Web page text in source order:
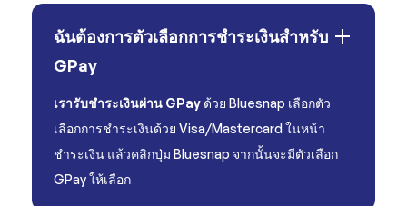
ฉันต้องการตัวเลือกการชำระเงินสำหรับ
GPay
เรารับชำระเงินผ่าน GPay ด้วย Bluesnap เลือกตัว
เลือกการชำระเงินด้วย Visa/Mastercard ในหน้า
ชำระเงิน แล้วคลิกปุ่ม Bluesnap จากนั้นจะมีตัวเลือก
GPay ให้เลือก